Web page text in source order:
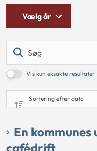
Vis kun eksakte resultater
Vælg år
En